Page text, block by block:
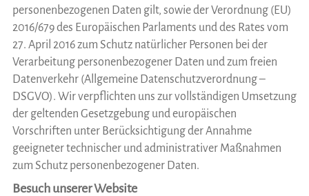
personenbezogenen Daten gilt, sowie der Verordnung (EU)
2016/679 des Europäischen Parlaments und des Rates vom
27. April 2016 zum Schutz natürlicher Personen bei der
Verarbeitung personenbezogener Daten und zum freien
Datenverkehr (Allgemeine Datenschutzverordnung –
DSGVO). Wir verpflichten uns zur vollständigen Umsetzung
der geltenden Gesetzgebung und europäischen
Vorschriften unter Berücksichtigung der Annahme
geeigneter technischer und administrativer Maßnahmen
zum Schutz personenbezogener Daten.
Besuch unserer Website